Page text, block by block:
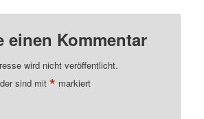
einen Kommentar
wird nicht veröffentlicht.
sind mit* markiert